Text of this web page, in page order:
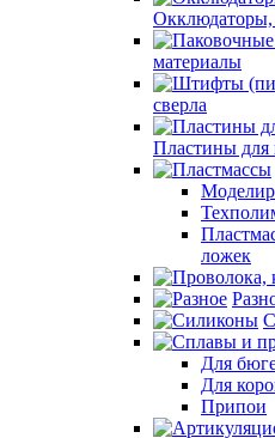
Окклюдаторы,
материалы
сверла
Пластины для
ложек
Для
Для
Припои